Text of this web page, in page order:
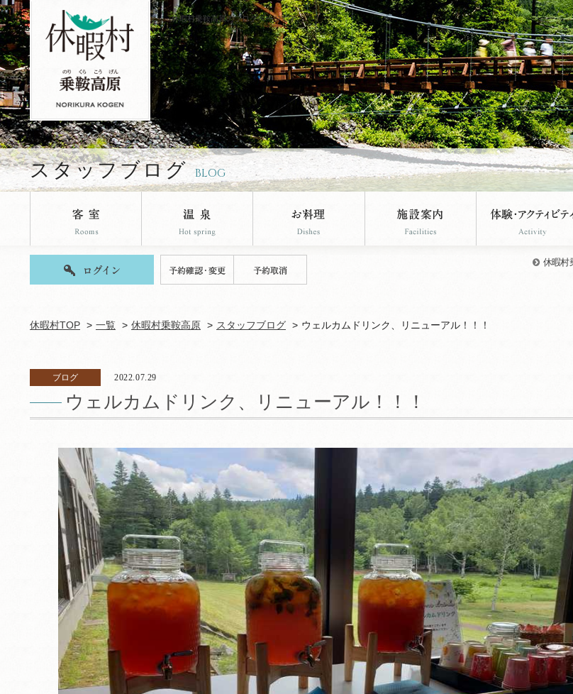
休暇村乗鞍高原のブログページです。
スタッフブログ BLOG
休暇村
休暇村TOP 一覧 休暇村乗鞍高原 スタッフブログ ウェルカムドリンク、リニューアル！！！
ブログ 2022.07.29
ウェルカムドリンク、リニューアル！！！